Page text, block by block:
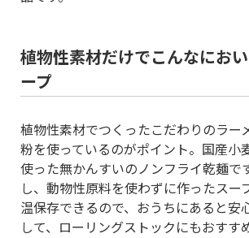
植物性素材だけでこんなにお
ープ
植物性素材でつくったこだわりのラー
粉を使っているのがポイント。国産小
使った無かんすいのノンフライ乾麺で
し、動物性原料を使わずに作ったスー
温保存できるので、おうちにあると安
して、ローリングストックにもおすす